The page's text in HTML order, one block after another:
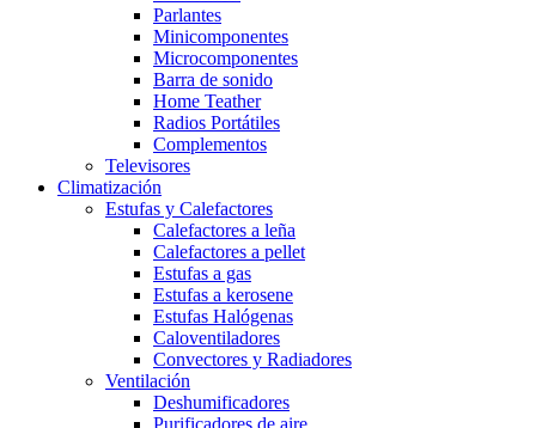
Parlantes
Minicomponentes
Microcomponentes
Barra de sonido
Home Teather
Radios Portátiles
Complementos
Televisores
Climatización
Estufas y Calefactores
Calefactores a leña
Calefactores a pellet
Estufas a gas
Estufas a kerosene
Estufas Halógenas
Caloventiladores
Convectores y Radiadores
Ventilación
Deshumificadores
Purificadores de aire